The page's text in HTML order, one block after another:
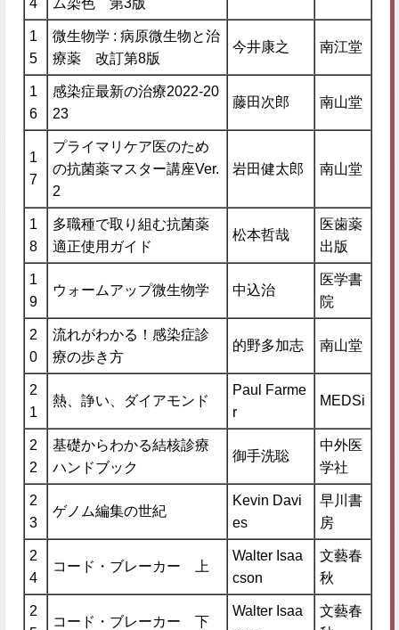
1
5
微生物学 : 病原微生物と治
療薬 改訂第8版
今井康之 南江堂
1
6
感染症最新の治療2022-20
23
藤田次郎 南山堂
1
7
プライマリケア医のため
の抗菌薬マスター講座Ver.
2
岩田健太郎 南山堂
1
8
多職種で取り組む抗菌薬
適正使用ガイド
松本哲哉
医歯薬
出版
1
9
ウォームアップ微生物学 中込治
医学書
院
2
0
流れがわかる！感染症診
療の歩き方
的野多加志 南山堂
2
1
熱、諍い、ダイアモンド
Paul Farme
r
MEDSi
2
2
基礎からわかる結核診療
ハンドブック
御手洗聡
中外医
学社
2
3
ゲノム編集の世紀
Kevin Davi
es
早川書
房
2
4
コード・ブレーカー 上
Walter Isaa
cson
文藝春
秋
2
コード・ブレーカー 下
Walter Isaa
文藝春